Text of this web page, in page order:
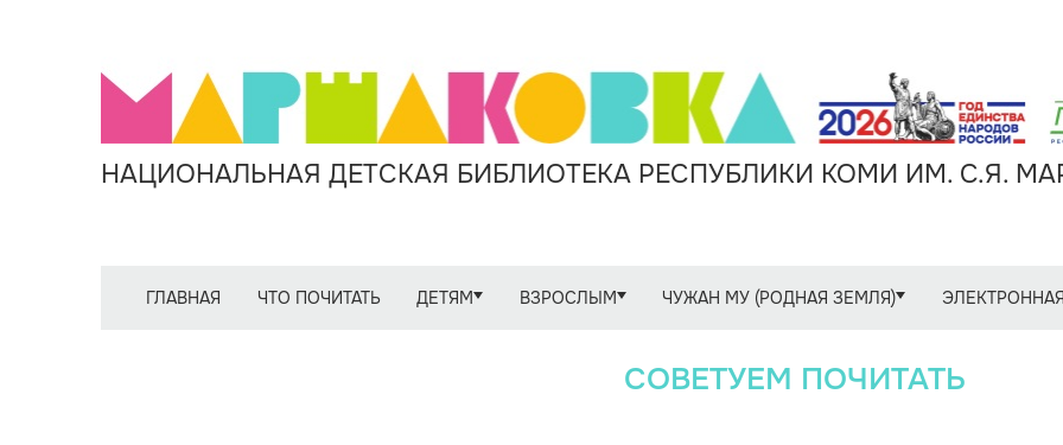
НАЦИОНАЛЬНАЯ ДЕТСКАЯ БИБЛИОТЕКА РЕСПУБЛИКИ КОМИ ИМ. С.Я.
ГЛАВНАЯ ЧТО ПОЧИТАТЬ ДЕТЯМ ВЗРОСЛЫМ ЧУЖАН МУ (РОДНАЯ ЗЕМЛЯ)
СОВЕТУЕМ ПОЧИТАТЬ